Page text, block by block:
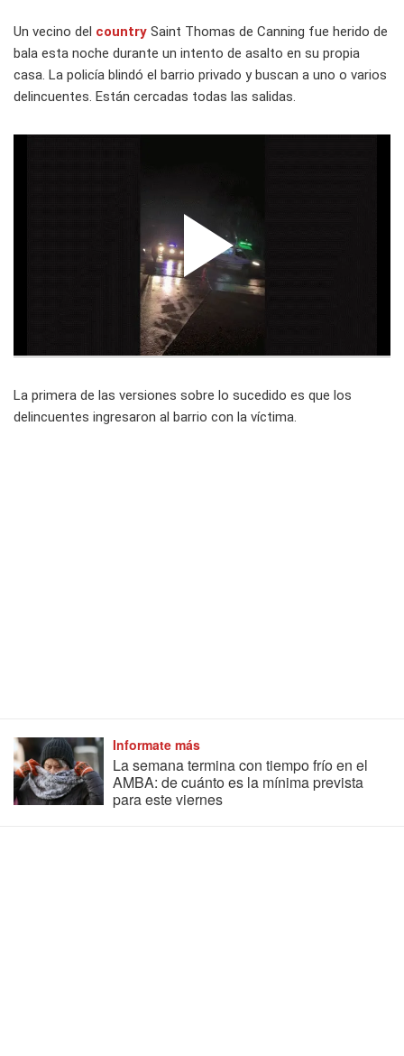
Un vecino del country Saint Thomas de Canning fue herido de
bala esta noche durante un intento de asalto en su propia
casa. La policía blindó el barrio privado y buscan a uno o varios
delincuentes. Están cercadas todas las salidas.
La primera de las versiones sobre lo sucedido es que los
delincuentes ingresaron al barrio con la víctima.
Informate más
La semana termina con tiempo frío en el
AMBA: de cuánto es la mínima prevista
para este viernes